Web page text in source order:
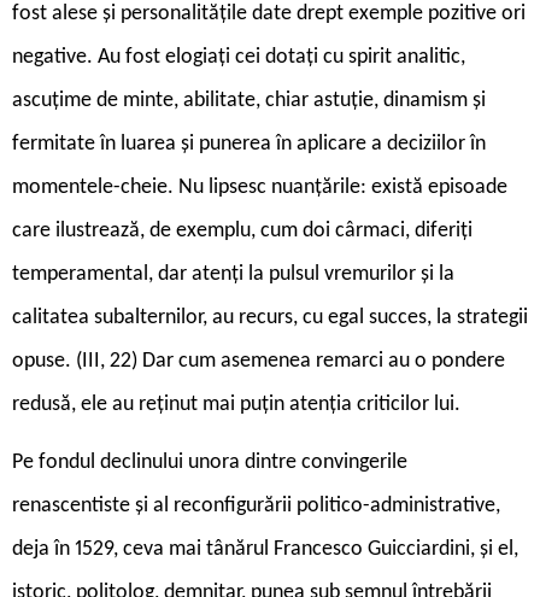
fost alese și personalitățile date drept exemple pozitive ori
negative. Au fost elogiați cei dotați cu spirit analitic,
ascuțime de minte, abilitate, chiar astuție, dinamism și
fermitate în luarea și punerea în aplicare a deciziilor în
momentele-cheie. Nu lipsesc nuanțările: există episoade
care ilustrează, de exemplu, cum doi cârmaci, diferiți
temperamental, dar atenți la pulsul vremurilor și la
calitatea subalternilor, au recurs, cu egal succes, la strategii
opuse. (III, 22) Dar cum asemenea remarci au o pondere
redusă, ele au reținut mai puțin atenția criticilor lui.
Pe fondul declinului unora dintre convingerile
renascentiste și al reconfigurării politico-administrative,
deja în 1529, ceva mai tânărul Francesco Guicciardini, și el,